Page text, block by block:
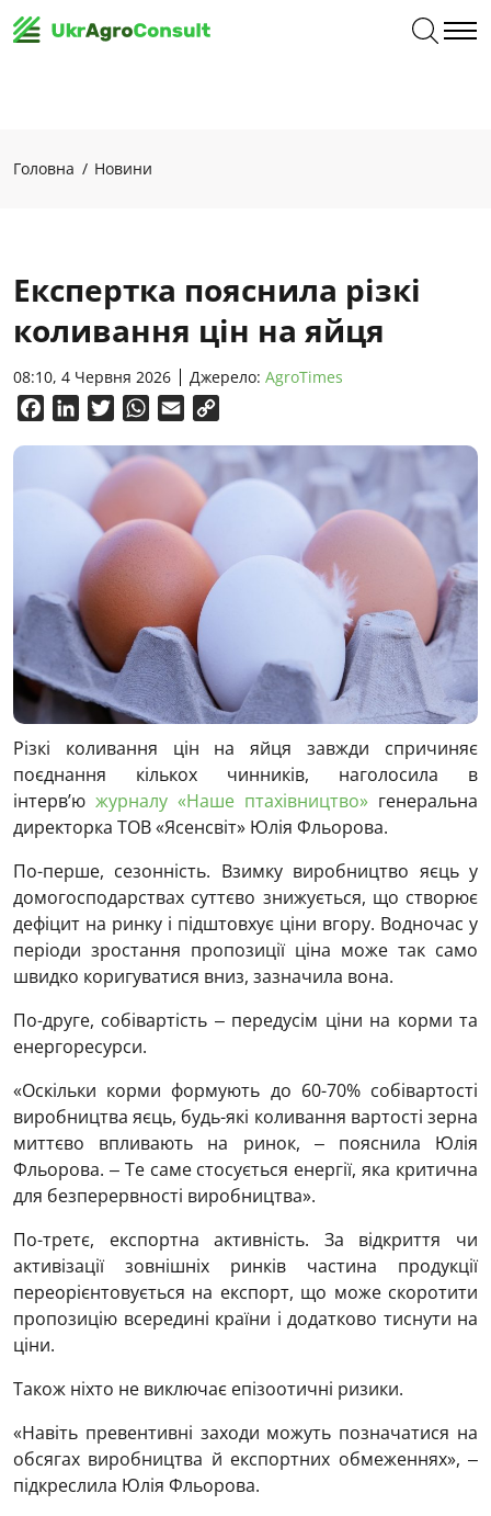
Головна Новини
Експертка пояснила різкі
коливання цін на яйця
08:10, 4 Червня 2026 Джерело: AgroTimes
FacebookLinkedInTwitterWhatsApp
Email
Різкі коливання цін на яйця завжди спричиняє
поєднання кількох чинників, наголосила в
інтерв’ю журналу «Наше птахівництво» генеральна
директорка ТОВ «Ясенсвіт» Юлія Фльорова.
По-перше, сезонність. Взимку виробництво яєць у
домогосподарствах суттєво знижується, що створює
дефіцит на ринку і підштовхує ціни вгору. Водночас у
періоди зростання пропозиції ціна може так само
швидко коригуватися вниз, зазначила вона.
По-друге, собівартість ‒ передусім ціни на корми та
енергоресурси.
«Оскільки корми формують до 60-70% собівартості
виробництва яєць, будь-які коливання вартості зерна
миттєво впливають на ринок, ‒ пояснила Юлія
Фльорова. ‒ Те саме стосується енергії, яка критична
для безперервності виробництва».
По-третє, експортна активність. За відкриття чи
активізації зовнішніх ринків частина продукції
переорієнтовується на експорт, що може скоротити
пропозицію всередині країни і додатково тиснути на
ціни.
Також ніхто не виключає епізоотичні ризики.
«Навіть превентивні заходи можуть позначатися на
обсягах виробництва й експортних обмеженнях», ‒
підкреслила Юлія Фльорова.